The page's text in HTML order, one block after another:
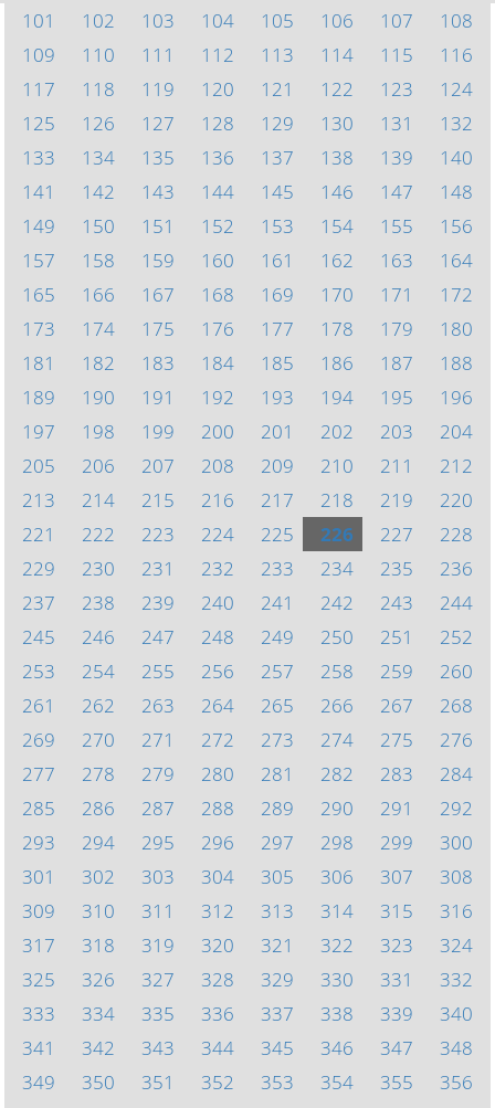
101
102 103 104 105 106 107
108
109
110 111 112 113 114 115
116
117
118 119 120 121 122 123
124
125
126 127 128 129 130 131
132
133
134 135 136 137 138 139
140
141
142 143 144 145 146 147
148
149
150 151 152 153 154 155
156
157
158 159 160 161 162 163
164
165
166 167 168 169 170 171
172
173
174 175 176 177 178 179
180
181
182 183 184 185 186 187
188
189
190 191 192 193 194 195
196
197
198 199 200 201 202 203
204
205
206 207 208 209 210 211
212
213
214 215 216 217 218 219
220
221
222 223 224 225 226 227
228
229
230 231 232 233 234 235
236
237
238 239 240 241 242 243
244
245
246 247 248 249 250 251
252
253
254 255 256 257 258 259
260
261
262 263 264 265 266 267
268
269
270 271 272 273 274 275
276
277
278 279 280 281 282 283
284
285
286 287 288 289 290 291
292
293
294 295 296 297 298 299
300
301
302 303 304 305 306 307
308
309
310 311 312 313 314 315
316
317
318 319 320 321 322 323
324
325
326 327 328 329 330 331
332
333
334 335 336 337 338 339
340
341
342 343 344 345 346 347
348
349
350 351 352 353 354 355
356